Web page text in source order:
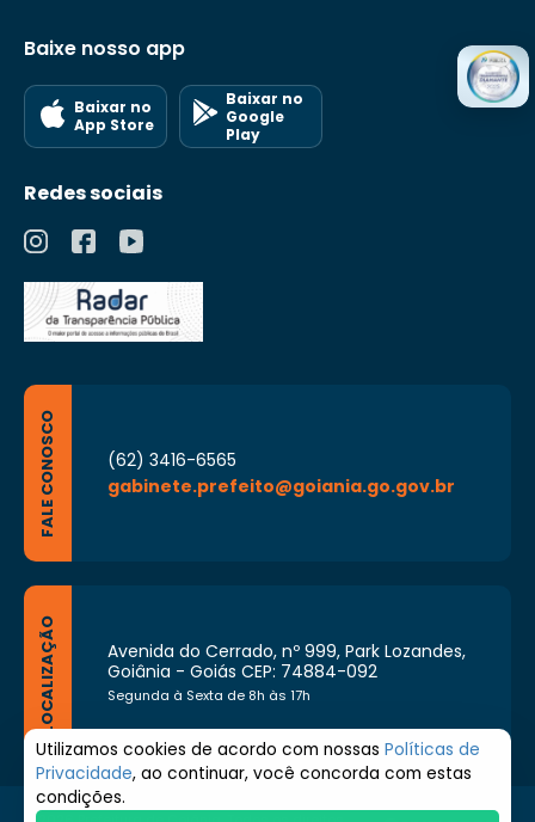
Baixe nosso app
Baixar no
App Store
Baixar no
Google
Play
Redes sociais
FALE CONOSCO
(62) 3416-6565
gabinete.prefeito@goiania.go.gov.br
LOCALIZAÇÃO
Avenida do Cerrado, nº 999, Park Lozandes,
Goiânia - Goiás CEP: 74884-092
Segunda à Sexta de 8h às 17h
Utilizamos cookies de acordo com nossas Políticas de
Privacidade, ao continuar, você concorda com estas
condições.